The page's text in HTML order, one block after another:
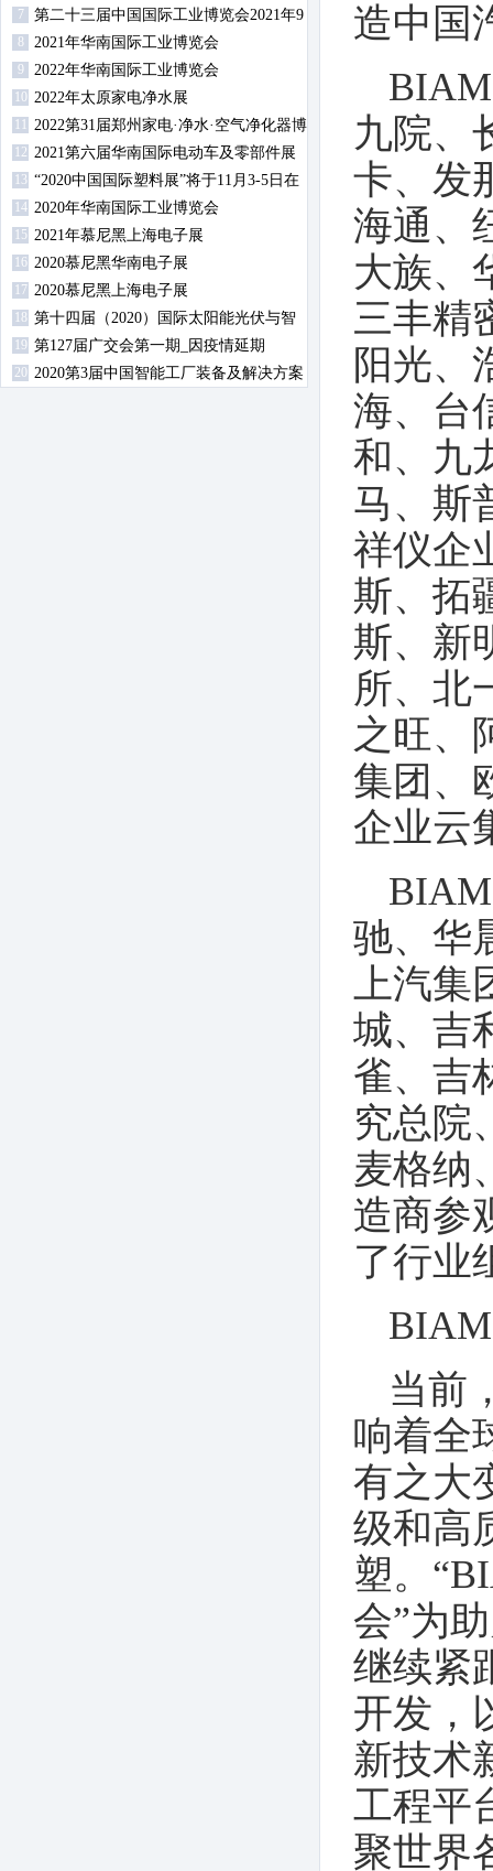
7
第二十三届中国国际工业博览会2021年9
月14日-18日在沪举行
8 2021年华南国际工业博览会
9 2022年华南国际工业博览会
10 2022年太原家电净水展
2022第31届郑州家电·净水·空气净化器博
览会
12 2021第六届华南国际电动车及零部件展
览会
13 “2020中国国际塑料展”将于11月3-5日在
南京举办
14 2020年华南国际工业博览会
15 2021年慕尼黑上海电子展
16 2020慕尼黑华南电子展
17 2020慕尼黑上海电子展
18 第十四届（2020）国际太阳能光伏与智
慧能源（上海）展览会暨论坛
19 第127届广交会第一期_因疫情延期
20 2020第3届中国智能工厂装备及解决方案
造中国
九院、
卡、发
海通、
大族、
三丰精
阳光、
海、台
和、九
马、斯
祥仪企
斯、拓
斯、新
所、北
之旺、
集团、
企业云
驰、华
上汽集
城、吉
雀、吉
究总院
麦格纳
造商参
了行业
当前
响着全
有之大
级和高
塑。
会”为
继续紧
开发，
新技术
工程平
聚世界